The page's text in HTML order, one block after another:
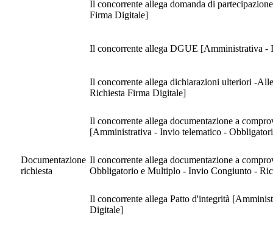
Documentazione
richiesta
Il concorrente allega domanda di
Firma Digitale]
Il concorrente allega DGUE [Amministrativa
Il concorrente allega dichiarazioni ulteriori -
Richiesta Firma Digitale]
Il concorrente allega documentazione a
[Amministrativa - Invio telematico -
Il concorrente allega documentazione a
Obbligatorio e Multiplo - Invio Congiunto -
Il concorrente allega Patto d'integrità
Digitale]